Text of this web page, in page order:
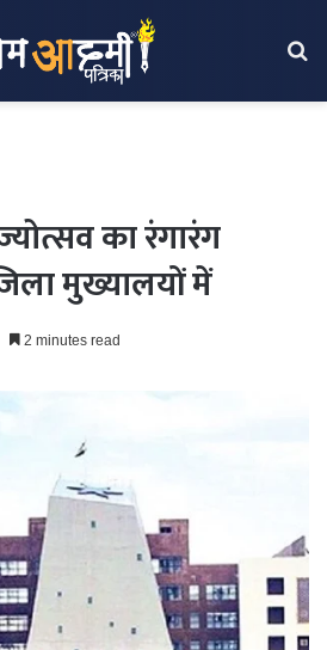
का रंगारंग
मुख्यालयों में
2 minutes read